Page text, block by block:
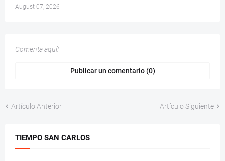
August 07, 2026
Comenta aquí!
Publicar un comentario (0)
Artículo Anterior Artículo Siguiente
TIEMPO SAN CARLOS